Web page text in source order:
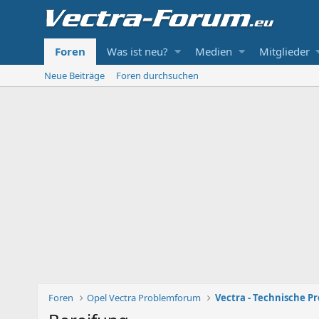
Foren Was ist neu? Medien Mitglieder
Neue Beiträge Foren durchsuchen
Foren Opel Vectra Problemforum Vectra - Technische